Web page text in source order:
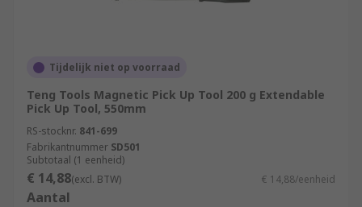
Tijdelijk niet op voorraad
Teng Tools Magnetic Pick Up Tool 200 g Extendable
Pick Up Tool, 550mm
RS-stocknr. 841-699
Fabrikantnummer SD501
Subtotaal (1 eenheid)
€ 14,88(excl. BTW) € 14,88/eenheid
Aantal